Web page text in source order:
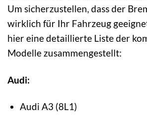
Um sicherzustellen, dass der
wirklich für Ihr Fahrzeug
hier eine detaillierte Liste der
Modelle zusammengestellt:
Audi:
Audi A3 (8L1)